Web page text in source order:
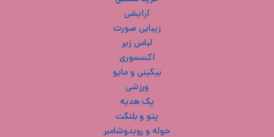
آرایشی
زیبایی صورت
لباس زیر
اکسسوری
بیکینی و مایو
ورزشی
پک هدیه
پتو و بلنکت
حوله و روبدوشامبر